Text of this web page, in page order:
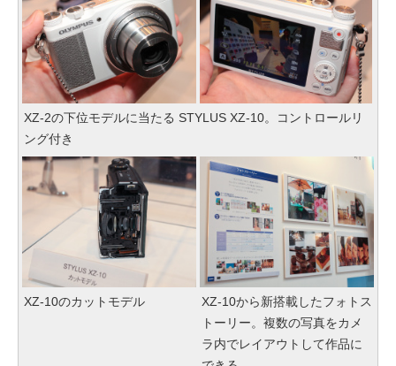
XZ-2の下位モデルに当たる STYLUS XZ-10。コントロールリ
ング付き
XZ-10のカットモデル
XZ-10から新搭載したフォトス
トーリー。複数の写真をカメ
ラ内でレイアウトして作品に